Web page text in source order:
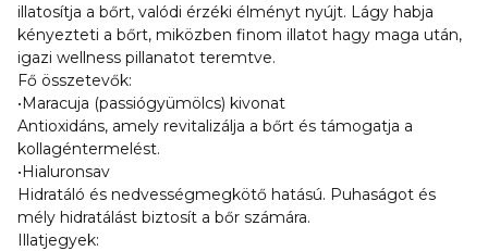
illatosítja a bőrt, valódi érzéki élményt nyújt. Lágy habja
kényezteti a bőrt, miközben finom illatot hagy maga után,
igazi wellness pillanatot teremtve.
Fő összetevők:
•Maracuja (passiógyümölcs) kivonat
Antioxidáns, amely revitalizálja a bőrt és támogatja a
kollagéntermelést.
•Hialuronsav
Hidratáló és nedvességmegkötő hatású. Puhaságot és
mély hidratálást biztosít a bőr számára.
Illatjegyek: